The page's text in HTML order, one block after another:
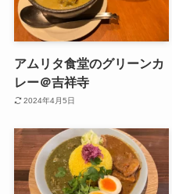
アムリタ食堂のグリーンカ
レー＠吉祥寺
2024年4月5日